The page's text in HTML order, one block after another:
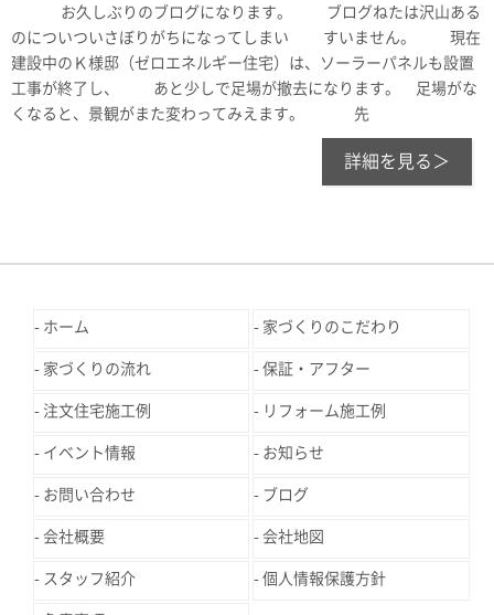
お久しぶりのブログになります。 ブログねたは沢山ある
のについついさぼりがちになってしまい すいません。 現在
建設中のＫ様邸（ゼロエネルギー住宅）は、ソーラーパネルも設置
工事が終了し、 あと少しで足場が撤去になります。 足場がな
くなると、景観がまた変わってみえます。 先
詳細を見る＞
ホーム 家づくりのこだわり
家づくりの流れ 保証・アフター
注文住宅施工例 リフォーム施工例
イベント情報 お知らせ
お問い合わせ ブログ
会社概要 会社地図
スタッフ紹介 個人情報保護方針